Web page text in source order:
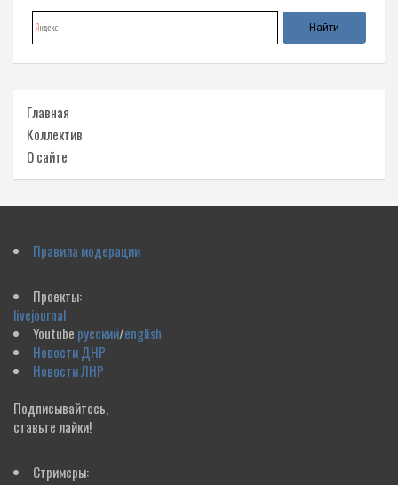
Главная
Коллектив
О сайте
Правила модерации
Проекты:
livejournal
Youtube русский/english
Новости ДНР
Новости ЛНР
Подписывайтесь,
ставьте лайки!
Стримеры: